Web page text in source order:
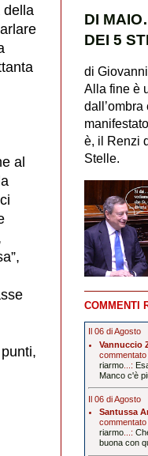
della
al
DI
DEI 5
di
Alla fine è
dall’ombra
è, il Renzi
Stelle.
COMMENTI
Il 06 di Agosto
Vannuccio
commentato
riarmo...:
Manco c'è
Il 06 di Agosto
Santussa
commentato
riarmo...:
buona con